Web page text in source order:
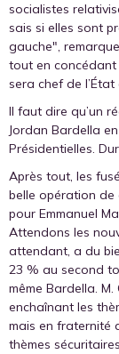
socialistes
sais si elles sont
gauche",
tout en
sera chef de
Il faut dire qu’un
Jordan Bardella
Présidentielles.
Après tout, les
belle opération de
pour Emmanuel
Attendons les
attendant, a du
23 % au second
même Bardella.
enchaînant les
mais en fraternité
thèmes